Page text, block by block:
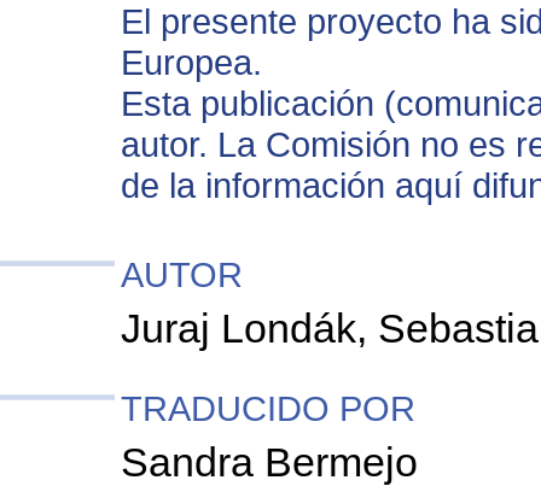
El presente proyecto ha
Europea.
Esta publicación
autor. La Comisión no es
de la información aquí
AUTOR
Juraj Londák,
TRADUCIDO POR
Sandra Bermejo